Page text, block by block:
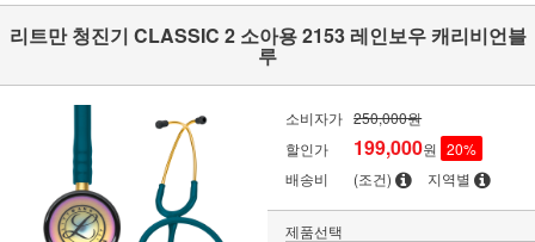
리트만 청진기 CLASSIC 2 소아용 2153 레인보우 캐리비언블
루
소비자가 250,000원
할인가
199,000원 20%
배송비
(조건) 지역별
제품선택